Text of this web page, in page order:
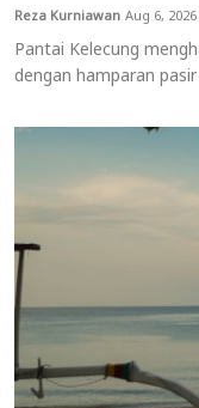
Reza KurniawanAug 6, 2026
Pantai Kelecung
dengan hamparan